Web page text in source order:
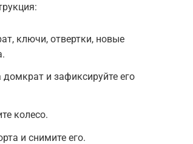
ключи, отвертки, новые
и зафиксируйте его
колесо.
и снимите его.